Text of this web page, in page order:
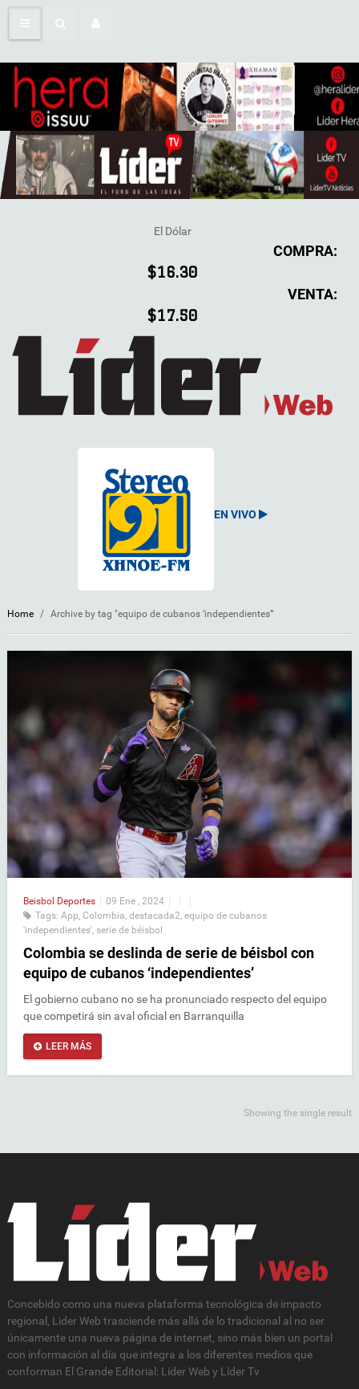
El Dólar
COMPRA:
$16.30
VENTA:
$17.50
EN VIVO
Home / Archive by tag "equipo de cubanos ‘independientes’"
Beisbol Deportes | 09 Ene , 2024 | |
|
Tags: App Colombia destacada2 equipo de cubanos
'independientes' serie de béisbol
Colombia se deslinda de serie de béisbol con
equipo de cubanos ‘independientes’
El gobierno cubano no se ha pronunciado respecto del equipo
que competirá sin aval oficial en Barranquilla
LEER MÁS
Showing the single result
Concebido como una nueva plataforma tecnológica de impacto
regional, Lider Web trasciende más allá de lo tradicional al no ser
únicamente una nueva página de internet, sino más bien un portal
con información al día que integra a los diferentes medios que
conforman El Grande Editorial: Líder Web y Líder Tv